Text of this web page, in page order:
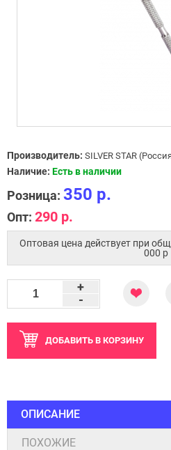
Производитель: SILVER STAR
Наличие: Есть в наличии
Розница: 350 р.
Опт: 290 р.
Оптовая цена действует при
000 p
-
+
ДОБАВИТЬ В КОРЗИНУ
ОПИСАНИЕ
ПОХОЖИЕ